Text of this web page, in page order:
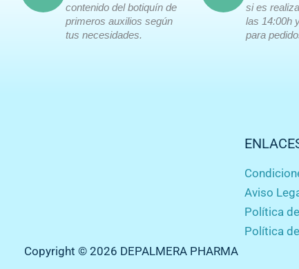
contenido del botiquín de
primeros auxilios según
tus necesidades.
si es
las 14:00h
para
Aviso
Política
Política
Copyright © 2026 DEPALMERA PHARMA